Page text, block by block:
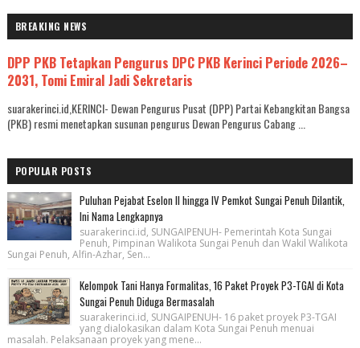
BREAKING NEWS
DPP PKB Tetapkan Pengurus DPC PKB Kerinci Periode 2026–
2031, Tomi Emiral Jadi Sekretaris
suarakerinci.id,KERINCI- Dewan Pengurus Pusat (DPP) Partai Kebangkitan Bangsa
(PKB) resmi menetapkan susunan pengurus Dewan Pengurus Cabang ...
POPULAR POSTS
Puluhan Pejabat Eselon II hingga IV Pemkot Sungai Penuh Dilantik,
Ini Nama Lengkapnya
suarakerinci.id, SUNGAIPENUH- Pemerintah Kota Sungai
Penuh, Pimpinan Walikota Sungai Penuh dan Wakil Walikota
Sungai Penuh, Alfin-Azhar, Sen...
Kelompok Tani Hanya Formalitas, 16 Paket Proyek P3-TGAI di Kota
Sungai Penuh Diduga Bermasalah
suarakerinci.id, SUNGAIPENUH- 16 paket proyek P3-TGAI
yang dialokasikan dalam Kota Sungai Penuh menuai
masalah. Pelaksanaan proyek yang mene...